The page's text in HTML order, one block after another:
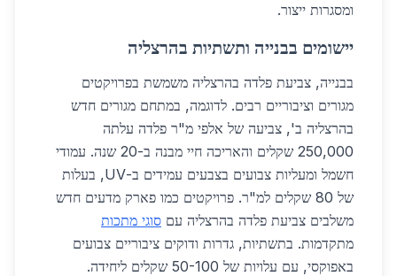
ומסגרות ייצור.
יישומים בבנייה ותשתיות בהרצליה
בבנייה, צביעת פלדה בהרצליה משמשת בפרויקטים
מגורים וציבוריים רבים. לדוגמה, במתחם מגורים חדש
בהרצליה ב', צביעה של אלפי מ"ר פלדה עלתה
250,000 שקלים והאריכה חיי מבנה ב-20 שנה. עמודי
חשמל ומעליות צבועים בצבעים עמידים ב-UV, בעלות
של 80 שקלים למ"ר. פרויקטים כמו פארק מדעים חדש
משלבים צביעת פלדה בהרצליה עם סוגי מתכות
מתקדמות. בתשתיות, גדרות ודוקים ציבוריים צבועים
באפוקסי, עם עלויות של 50-100 שקלים ליחידה.